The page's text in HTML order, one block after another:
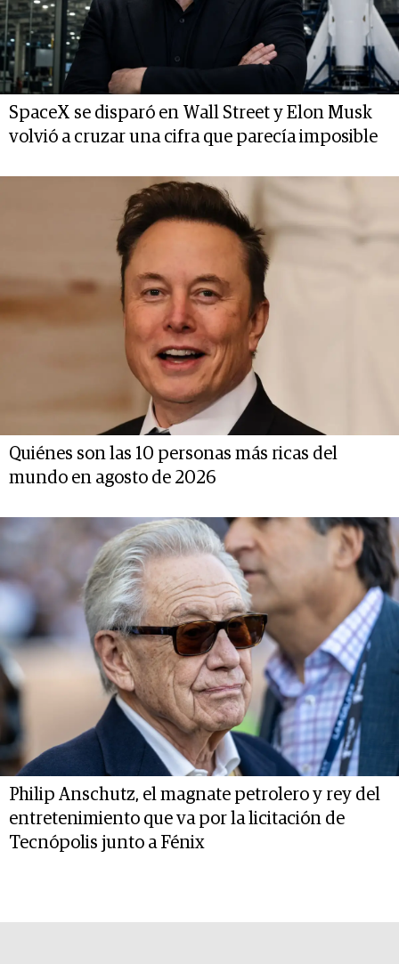
SpaceX se disparó en Wall Street y Elon Musk
volvió a cruzar una cifra que parecía imposible
Quiénes son las 10 personas más ricas del
mundo en agosto de 2026
Philip Anschutz, el magnate petrolero y rey del
entretenimiento que va por la licitación de
Tecnópolis junto a Fénix